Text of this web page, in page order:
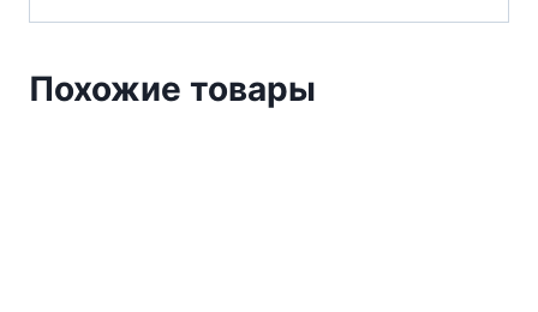
Похожие товары